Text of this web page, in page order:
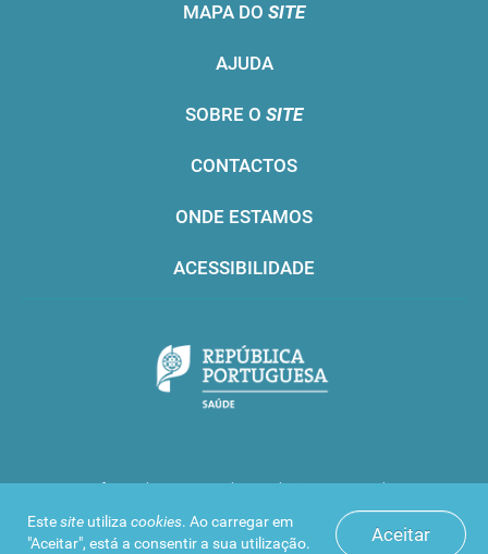
Aceitar
Estesite utiliza cookies. Ao carregar em
"Aceitar", está a consentir a sua utilização.
MAPA DO SITE
AJUDA
SOBRE O SITE
CONTACTOS
ONDE ESTAMOS
ACESSIBILIDADE
Infarmed © 2016. Todos os direitos reservados